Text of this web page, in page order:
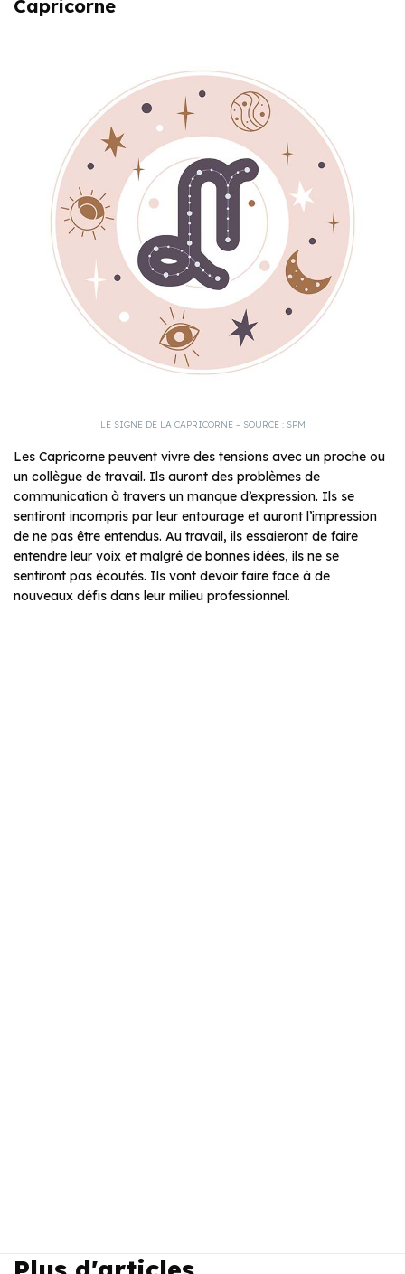
Capricorne
LE SIGNE DE LA CAPRICORNE – SOURCE : SPM
Les Capricorne peuvent vivre des tensions avec un proche ou
un collègue de travail. Ils auront des problèmes de
communication à travers un manque d’expression. Ils se
sentiront incompris par leur entourage et auront l’impression
de ne pas être entendus. Au travail, ils essaieront de faire
entendre leur voix et malgré de bonnes idées, ils ne se
sentiront pas écoutés. Ils vont devoir faire face à de
nouveaux défis dans leur milieu professionnel.